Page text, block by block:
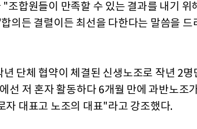
조합원들이 만족할 수 있는 결과를 내기 위
의든 결렬이든 최선을 다한다는 말씀을 드
단체 협약이 체결된 신생노조로 작년 2명
선 저 혼자 활동하다 6개월 만에 과반노조
자 대표고 노조의 대표"라고 강조했다.